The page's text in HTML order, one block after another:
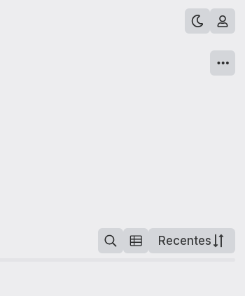
Recentes